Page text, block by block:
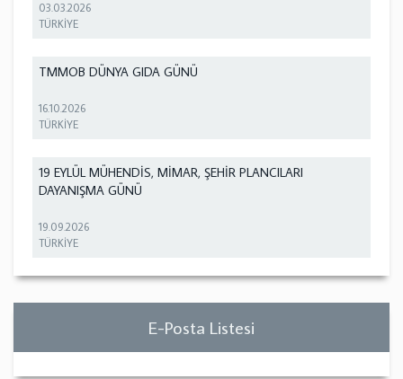
03.03.2026
TÜRKİYE
TMMOB DÜNYA GIDA GÜNÜ
16.10.2026
TÜRKİYE
19 EYLÜL MÜHENDİS, MİMAR, ŞEHİR PLANCILARI
DAYANIŞMA GÜNÜ
19.09.2026
TÜRKİYE
E-Posta Listesi